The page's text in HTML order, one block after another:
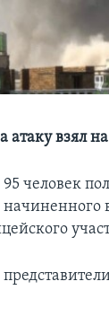
атаку взял
человек
начиненного